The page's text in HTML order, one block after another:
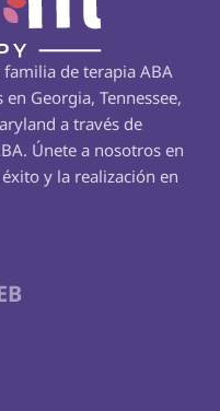
de terapia ABA
Georgia, Tennessee,
a través de
Únete a nosotros en
y la realización en